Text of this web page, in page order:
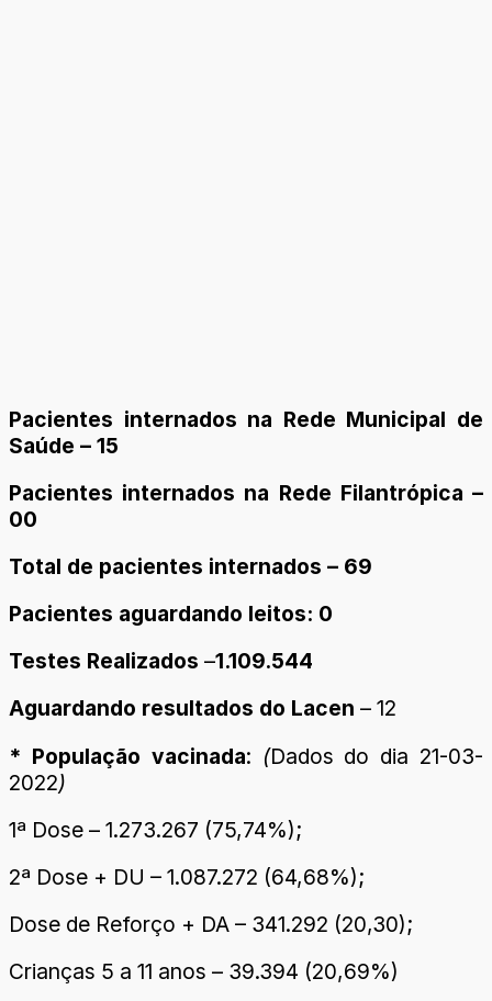
Pacientes internados na Rede Municipal de
Saúde – 15
Pacientes internados na Rede Filantrópica –
00
Total de pacientes internados – 69
Pacientes aguardando leitos: 0
Testes Realizados –1.109.544
Aguardando resultados do Lacen – 12
* População vacinada: (Dados do dia 21-03-
2022)
1ª Dose – 1.273.267 (75,74%);
2ª Dose + DU – 1.087.272 (64,68%);
Dose de Reforço + DA – 341.292 (20,30);
Crianças 5 a 11 anos – 39.394 (20,69%)